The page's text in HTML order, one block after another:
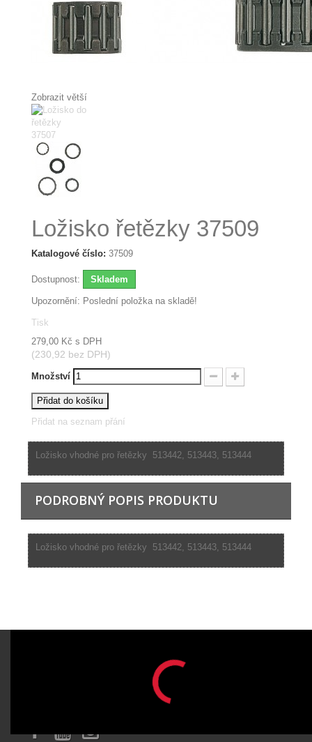
Zobrazit větší
Ložisko řetězky 37509
Katalogové číslo: 37509
Dostupnost: Skladem
Upozornění: Poslední položka na skladě!
Tisk
279,00 Kč s DPH
(230,92 bez DPH)
Množství
Přidat do košíku
Přidat na seznam přání
Ložisko vhodné pro řetězky 513442, 513443, 513444
PODROBNÝ POPIS PRODUKTU
Ložisko vhodné pro řetězky 513442, 513443, 513444